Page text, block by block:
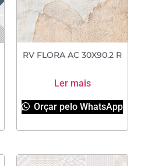
RV FLORA AC 30X90.2 R
Ler mais
Orçar pelo WhatsApp